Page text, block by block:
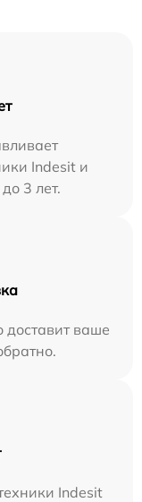
Indesit и
3 лет.
ваше
Indesit